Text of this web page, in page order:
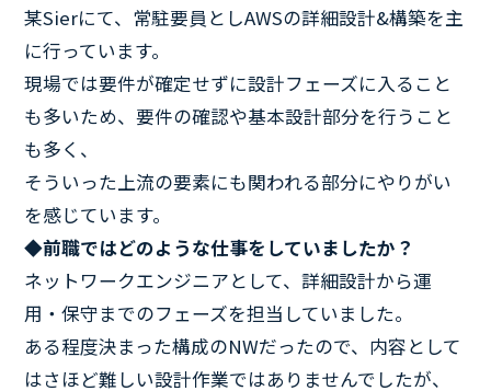
某Sierにて、常駐要員としAWSの詳細設計&構築を主
に行っています。
現場では要件が確定せずに設計フェーズに入ること
も多いため、要件の確認や基本設計部分を行うこと
も多く、
そういった上流の要素にも関われる部分にやりがい
を感じています。
◆前職ではどのような仕事をしていましたか？
ネットワークエンジニアとして、詳細設計から運
用・保守までのフェーズを担当していました。
ある程度決まった構成のNWだったので、内容として
はさほど難しい設計作業ではありませんでしたが、